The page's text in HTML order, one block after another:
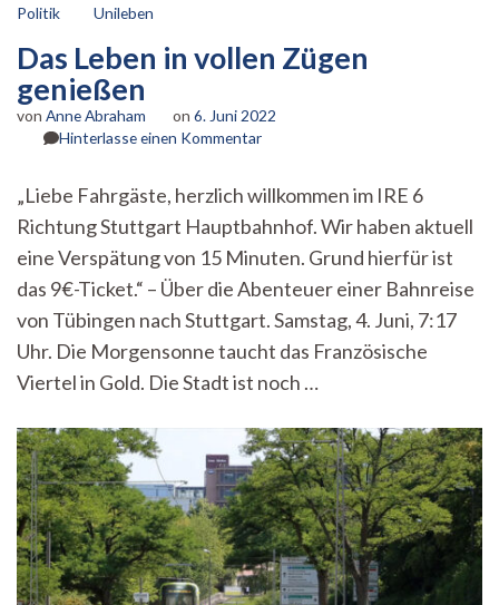
Politik Unileben
Das Leben in vollen Zügen
genießen
von Anne Abraham on 6. Juni 2022
Hinterlasse einen Kommentarzu
in
vollen
Zügen
genießen
„Liebe Fahrgäste, herzlich willkommen im IRE 6
Richtung Stuttgart Hauptbahnhof. Wir haben aktuell
eine Verspätung von 15 Minuten. Grund hierfür ist
das 9€-Ticket.“ – Über die Abenteuer einer Bahnreise
von Tübingen nach Stuttgart. Samstag, 4. Juni, 7:17
Uhr. Die Morgensonne taucht das Französische
Viertel in Gold. Die Stadt ist noch …